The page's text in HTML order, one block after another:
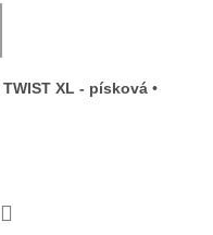
TWIST XL - písková •